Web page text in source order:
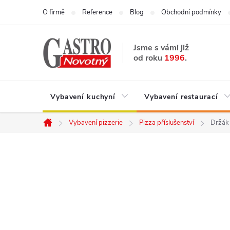
O firmě Reference Blog Obchodní podmínky
Jsme s vámi již
od roku 1996.
Vybavení kuchyní Vybavení restaurací
Domů
Vybavení pizzerie Pizza příslušenství